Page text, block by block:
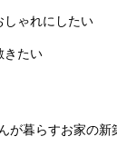
ゃれにしたい
きたい
暮らすお家の新